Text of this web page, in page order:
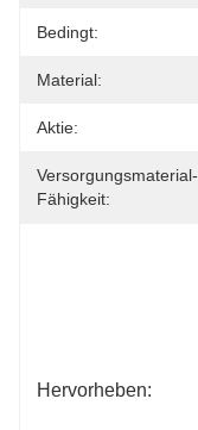
Bedingt:
Material:
Aktie:
Versorgungsmaterial-
Fähigkeit:
Hervorheben: